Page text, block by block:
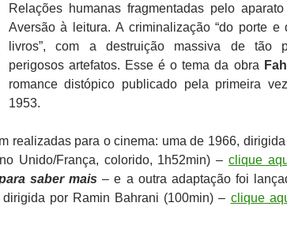
Relações humanas fragmentadas pelo
Aversão à leitura. A criminalização “do porte e
livros”, com a destruição massiva de tão
perigosos artefatos. Esse é o tema da obra
romance distópico publicado pela primeira
1953.
realizadas para o cinema: uma de 1966,
Unido/França, colorido, 1h52min) – clique
saber mais – e a outra adaptação foi
por Ramin Bahrani (100min) – clique